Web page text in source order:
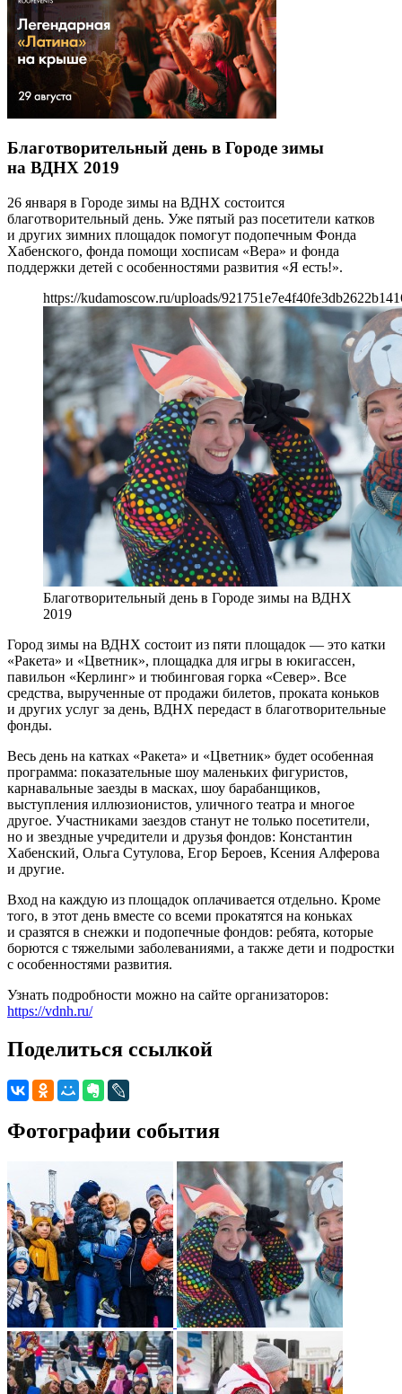
Благотворительный день в Городе зимы
на ВДНХ 2019
26 января в Городе зимы на ВДНХ состоится
благотворительный день. Уже пятый раз посетители катков
и других зимних площадок помогут подопечным Фонда
Хабенского, фонда помощи хосписам «Вера» и фонда
поддержки детей с особенностями развития «Я есть!».
https://kudamoscow.ru/uploads/
Благотворительный день в Городе зимы на ВДНХ
2019
Город зимы на ВДНХ состоит из пяти площадок — это катки
«Ракета» и «Цветник», площадка для игры в юкигассен,
павильон «Керлинг» и тюбинговая горка «Север». Все
средства, вырученные от продажи билетов, проката коньков
и других услуг за день, ВДНХ передаст в благотворительные
фонды.
Весь день на катках «Ракета» и «Цветник» будет особенная
программа: показательные шоу маленьких фигуристов,
карнавальные заезды в масках, шоу барабанщиков,
выступления иллюзионистов, уличного театра и многое
другое. Участниками заездов станут не только посетители,
но и звездные учредители и друзья фондов: Константин
Хабенский, Ольга Сутулова, Егор Бероев, Ксения Алферова
и другие.
Вход на каждую из площадок оплачивается отдельно. Кроме
того, в этот день вместе со всеми прокатятся на коньках
и сразятся в снежки и подопечные фондов: ребята, которые
борются с тяжелыми заболеваниями, а также дети и подростки
с особенностями развития.
Узнать подробности можно на сайте организаторов:
https://vdnh.ru/
Поделиться ссылкой
Фотографии события